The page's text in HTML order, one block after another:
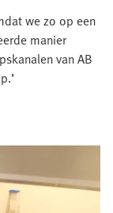
we zo op een
manier
van AB